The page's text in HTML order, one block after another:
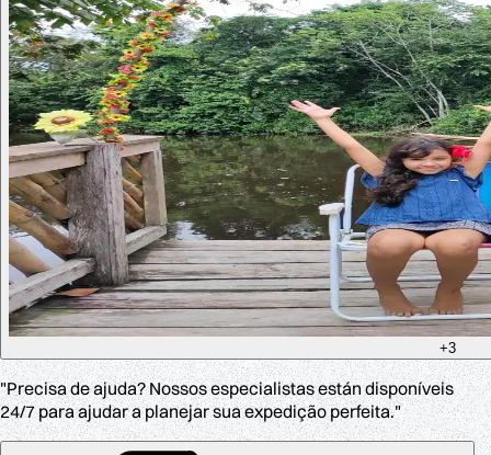
+3
"Precisa de ajuda? Nossos especialistas están disponíveis
24/7 para ajudar a planejar sua expedição perfeita."